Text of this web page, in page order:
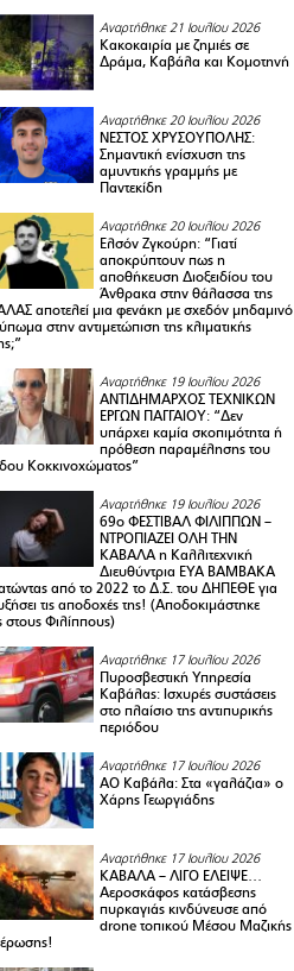
Αναρτήθηκε 21 Ιουλίου 2026
Κακοκαιρία με ζημιές σε
Δράμα, Καβάλα και Κομοτηνή
Αναρτήθηκε 20 Ιουλίου 2026
ΝΕΣΤΟΣ ΧΡΥΣΟΥΠΟΛΗΣ:
Σημαντική ενίσχυση της
αμυντικής γραμμής με
Παντεκίδη
Αναρτήθηκε 20 Ιουλίου 2026
Ελσόν Ζγκούρη: “Γιατί
αποκρύπτουν πως η
αποθήκευση Διοξειδίου του
Άνθρακα στην θάλασσα της
αποτελεί μια φενάκη με σχεδόν μηδαμινό
στην αντιμετώπιση της κλιματικής
Αναρτήθηκε 19 Ιουλίου 2026
ΑΝΤΙΔΗΜΑΡΧΟΣ ΤΕΧΝΙΚΩΝ
ΕΡΓΩΝ ΠΑΓΓΑΙΟΥ: “Δεν
υπάρχει καμία σκοπιμότητα ή
πρόθεση παραμέλησης του
Κοκκινοχώματος”
Αναρτήθηκε 19 Ιουλίου 2026
69ο ΦΕΣΤΙΒΑΛ ΦΙΛΙΠΠΩΝ –
ΝΤΡΟΠΙΑΖΕΙ ΟΛΗ ΤΗΝ
ΚΑΒΑΛΑ η Καλλιτεχνική
Διευθύντρια ΕΥΑ ΒΑΜΒΑΚΑ
από το 2022 το Δ.Σ. του ΔΗΠΕΘΕ για
τις αποδοχές της! (Αποδοκιμάστηκε
στους Φιλίππους)
Αναρτήθηκε 17 Ιουλίου 2026
Πυροσβεστική Υπηρεσία
Καβάλας: Ισχυρές συστάσεις
στο πλαίσιο της αντιπυρικής
περιόδου
Αναρτήθηκε 17 Ιουλίου 2026
ΑΟ Καβάλα: Στα «γαλάζια» ο
Χάρης Γεωργιάδης
Αναρτήθηκε 17 Ιουλίου 2026
ΚΑΒΑΛΑ – ΛΙΓΟ ΕΛΕΙΨΕ…
Αεροσκάφος κατάσβεσης
πυρκαγιάς κινδύνευσε από
drone τοπικού Μέσου Μαζικής